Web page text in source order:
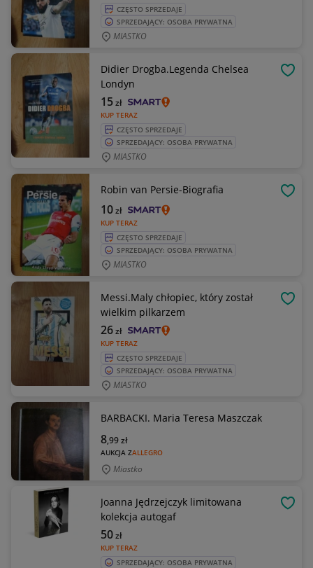
CZĘSTO SPRZEDAJE
SPRZEDAJĄCY: OSOBA PRYWATNA
MIASTKO
Didier Drogba.Legenda Chelsea
Londyn
KUP TERAZ
15zł
CZĘSTO SPRZEDAJE
SPRZEDAJĄCY: OSOBA PRYWATNA
MIASTKO
Robin van Persie-Biografia
KUP TERAZ
10zł
CZĘSTO SPRZEDAJE
SPRZEDAJĄCY: OSOBA PRYWATNA
MIASTKO
Messi.Maly chłopiec, który został
wielkim pilkarzem
KUP TERAZ
26zł
CZĘSTO SPRZEDAJE
SPRZEDAJĄCY: OSOBA PRYWATNA
MIASTKO
BARBACKI. Maria Teresa Maszczak
AUKCJA ZALLEGRO
8,99zł
Miastko
Joanna Jędrzejczyk limitowana
kolekcja autogaf
KUP TERAZ
50zł
SPRZEDAJĄCY: OSOBA PRYWATNA